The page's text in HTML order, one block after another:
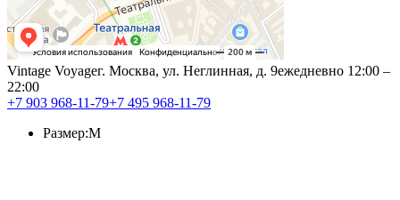
Vintage Voyageг. Москва, ул. Неглинная, д. 9ежедневно 12:00 –
22:00
+7 903 968-11-79+7 495 968-11-79
Размер:M